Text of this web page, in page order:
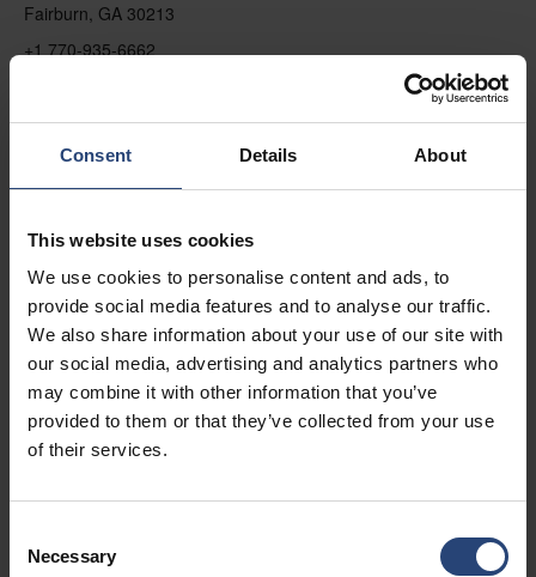
Consent Details About
This website uses cookies
We use cookies to personalise content and ads, to
provide social media features and to analyse our traffic.
We also share information about your use of our site with
our social media, advertising and analytics partners who
may combine it with other information that you’ve
provided to them or that they’ve collected from your use
of their services.
Selection
Necessary
Fairburn, GA 30213
+1 770-935-6662
Contacto
Illinois
1539 Hunter Rd
Hanover Park, IL 60133
+1 630-451-5345 x50103
Mostrar en el mapa
Massachusetts